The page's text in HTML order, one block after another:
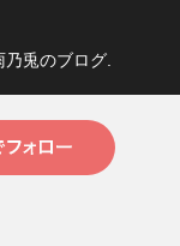
兎のブログ.